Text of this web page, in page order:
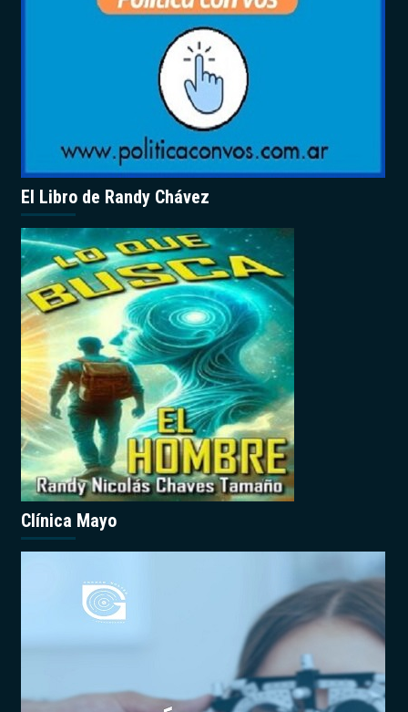
El Libro de Randy Chávez
Clínica Mayo